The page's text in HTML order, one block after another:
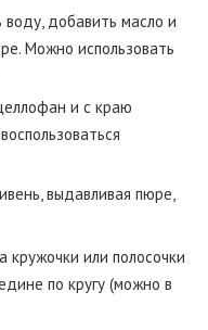
добавить масло и
Можно использовать
и с краю
выдавливая пюре,
кружочки или полосочки
по кругу (можно в